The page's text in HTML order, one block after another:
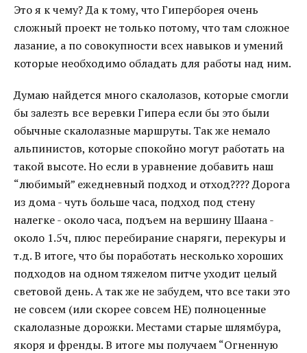
Это я к чему? Да к тому, что Гиперборея очень
сложный проект не только потому, что там сложное
лазание, а по совокупности всех навыков и умений
которые необходимо обладать для работы над ним.
Думаю найдется много скалолазов, которые смогли
бы залезть все веревки Гипера если бы это были
обычные скалолазные маршруты. Так же немало
альпинистов, которые спокойно могут работать на
такой высоте. Но если в уравнение добавить наш
“любимый” ежедневный подход и отход???? Дорога
из дома - чуть больше часа, подход под стену
налегке - около часа, подъем на вершину Шаана -
около 1.5ч, плюс перебирание снаряги, перекуры и
т.д. В итоге, что бы поработать несколько хороших
подходов на одном тяжелом питче уходит целый
световой день. А так же не забудем, что все таки это
не совсем (или скорее совсем НЕ) полноценные
скалолазные дорожки. Местами старые шлямбура,
якоря и френды. В итоге мы получаем “Огненную